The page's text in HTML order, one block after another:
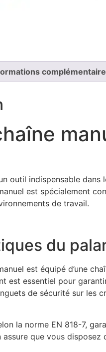
outil indispensable
est spécialement
de travail.
du
est équipé d’une
est essentiel pour
de sécurité sur les
la norme EN 818-7,
que vous disposez